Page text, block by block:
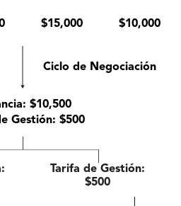
$15,000 $10,000
Ciclo de Negociación
$10,500
Gestión: $500
Tarifa de Gestión:
$500